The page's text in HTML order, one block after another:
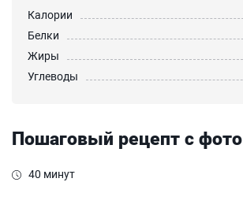
Калории
Белки
Жиры
Углеводы
Пошаговый рецепт с фото
40 минут